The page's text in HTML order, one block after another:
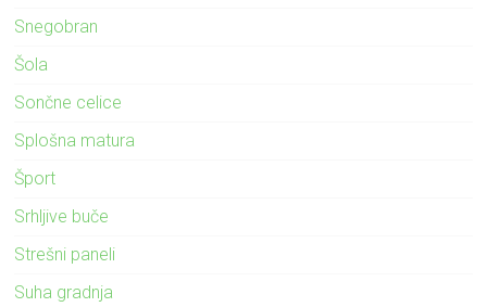
Snegobran
Šola
Sončne celice
Splošna matura
Šport
Srhljive buče
Strešni paneli
Suha gradnja